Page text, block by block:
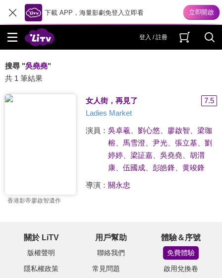
下載 APP，海量影劇免登入立即看
登入 / 註冊
搜尋 "吳堯堯"
共 1 筆結果
香港影帝廖啟智遺作
女人街，再見了
7.5
Ladies Market
演員： 吳卓羲 劉心悠 廖啟智
梁珈
榕
馬雪澄、 尹光、 張立基、 劉
婷婷、 梁証嘉、 吳堯堯
胡渭
康、 伍國成、 彭皓鋒 黄竣鋒
導演： 關永忠
關於 LiTV
版權聲明
隱私權政策
用戶幫助
聯絡我們
常見問題
體驗＆序號
免費體驗
啟用兌換卷